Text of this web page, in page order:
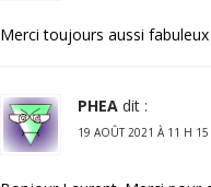
Merci toujours aussi
PHEA dit :
19 AOÛT 2021 À 11 H